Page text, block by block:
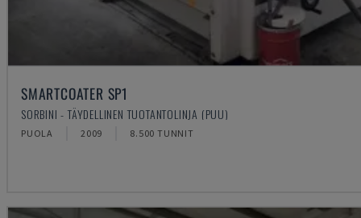
SMARTCOATER SP1
SORBINI - TÄYDELLINEN TUOTANTOLINJA (PUU)
PUOLA 2009 8.500 TUNNIT